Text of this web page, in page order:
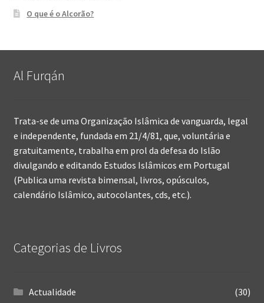
O que é o Alcorão?
Al Furqán
Trata-se de uma Organização Islâmica de vanguarda, legal
e independente, fundada em 21/4/81, que, voluntária e
gratuitamente, trabalha em prol da defesa do Islão
divulgando e editando Estudos Islâmicos em Portugal
(Publica uma revista bimensal, livros, opúsculos,
calendário Islâmico, autocolantes, cds, etc.).
Categorias de Livros
Actualidade
(30)